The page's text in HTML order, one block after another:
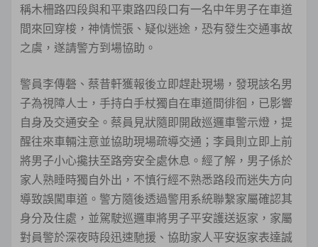
稱木柵路四段與和平東路四段口有一名中年男子在車道
間來回穿梭，神情慌張、疑似迷途，恐有發生交通事故
之虞，遂請警方到場協助。
警員李傳磬、蔡昔軒獲報後立即趕赴現場，發現該名男
子為視障人士，手持白手杖獨自在車道間徘徊，已影響
自身及交通安全。蔡員見狀隨即開啟巡邏車警示燈，提
醒往來車輛注意並協助現場疏導交通；李員則立即上前
將男子小心攙扶至路旁安全處休息。經了解，男子係於
家人熟睡時獨自外出，不慎行經不熟悉路段而迷失方向
導致誤闖車道。警方隨後透過警用系統聯繫家屬確認其
身分及住處，並駕駛巡邏車將男子平安護送返家，家屬
對員警於深夜時段迅速馳援、協助家人平安返家表達誠